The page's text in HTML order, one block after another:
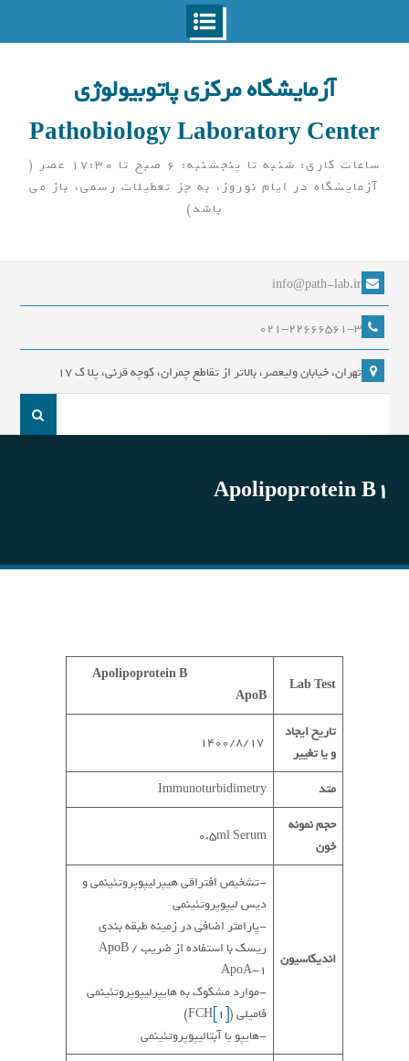
آزمایشگاه مرکزی پاتوبیولوژی
Pathobiology Laboratory Center
ساعات کاری: شنبه تا پنجشنبه: 6 صبح تا 17:30 عصر (
آزمایشگاه در ایام نوروز، به جز تعطیلات رسمی، باز می
باشد)
info@path-lab.ir
021-22666561-3
تهران، خیابان ولیعصر، بالاتر از تقاطع چمران، کوچه قرنی، پلا ک 17
جست
Apolipoprotein B1
Lab Test
Apolipoprotein B
ApoB
تاریخ ایجاد
و یا تغییر
متد
Immunoturbidimetry
حجم نمونه
خون
0.5ml Serum
اندیکاسیون
-تشخیص افتراقی هیپرلیپوپروتئینمی و
دیس لیپوپروتئینمی
-پارامتر اضافی در زمینه طبقه بندی
ریسک با استفاده از ضریب ApoB /
ApoA-1
-موارد مشکوک به هایپرلیپوپروتئینمی
فامیلی (FCH[1]
)
-هایپو یا آبتالیپوپروتئینمی